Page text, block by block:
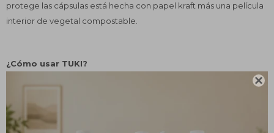

protege las cápsulas está hecha con papel kraft más una película
interior de vegetal compostable.
¿Cómo usar TUKI?
Colocá la ropa en el lavarropas, luego una o dos cápsulas
Iniciá el programa de lavado como de costumbre.